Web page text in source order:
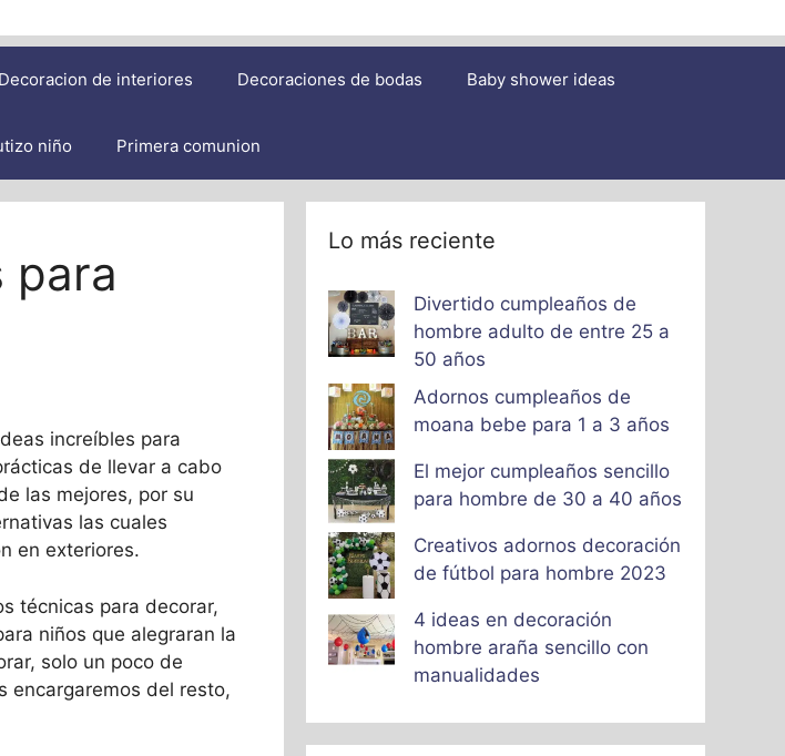
Decoracion de interiores Decoraciones de bodas Baby shower ideas
niño Primera comunion
para
increíbles para
de llevar a cabo
las mejores, por su
las cuales
en exteriores.
técnicas para decorar,
niños que alegraran la
solo un poco de
encargaremos del resto,
Lo más reciente
Divertido cumpleaños de
hombre adulto de entre 25 a
50 años
Adornos cumpleaños de
moana bebe para 1 a 3 años
El mejor cumpleaños sencillo
para hombre de 30 a 40 años
Creativos adornos decoración
de fútbol para hombre 2023
4 ideas en decoración
hombre araña sencillo con
manualidades